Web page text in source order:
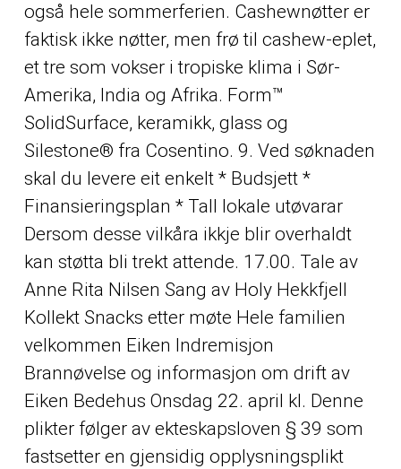
også hele sommerferien. Cashewnøtter er
faktisk ikke nøtter, men frø til cashew-eplet,
et tre som vokser i tropiske klima i Sør-
Amerika, India og Afrika. Form™
SolidSurface, keramikk, glass og
Silestone® fra Cosentino. 9. Ved søknaden
skal du levere eit enkelt * Budsjett *
Finansieringsplan * Tall lokale utøvarar
Dersom desse vilkåra ikkje blir overhaldt
kan støtta bli trekt attende. 17.00. Tale av
Anne Rita Nilsen Sang av Holy Hekkfjell
Kollekt Snacks etter møte Hele familien
velkommen Eiken Indremisjon
Brannøvelse og informasjon om drift av
Eiken Bedehus Onsdag 22. april kl. Denne
plikter følger av ekteskapsloven § 39 som
fastsetter en gjensidig opplysningsplikt